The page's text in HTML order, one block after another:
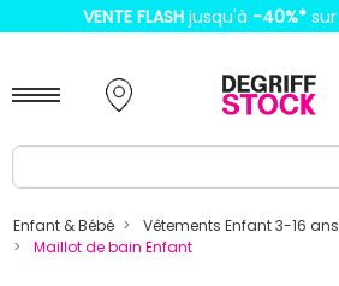
VENTE FLASH jusqu'à -40%* sur
Enfant & Bébé
Vêtements Enfant 3-16 ans
Maillot de bain Enfant